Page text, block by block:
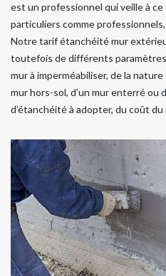
est un professionnel qui veille à
particuliers comme
Notre tarif étanchéité mur
toutefois de différents
mur à imperméabiliser, de la nature
mur hors-sol, d’un mur enterré ou
d’étanchéité à adopter, du coût